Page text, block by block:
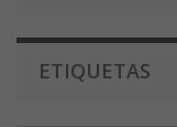
ETIQUETAS